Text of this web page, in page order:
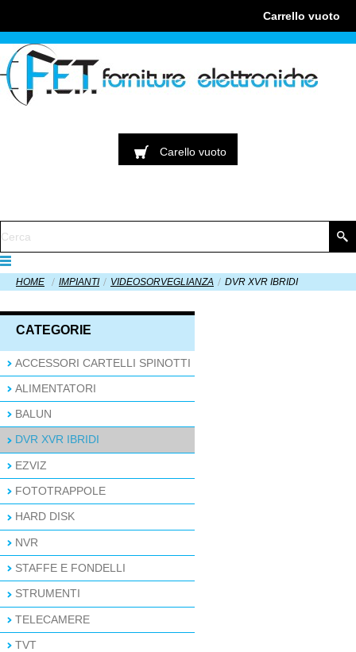
Carrello vuoto
Carello vuoto
HOME IMPIANTI VIDEOSORVEGLIANZA DVR XVR IBRIDI
CATEGORIE
ACCESSORI CARTELLI SPINOTTI
ALIMENTATORI
BALUN
DVR XVR IBRIDI
EZVIZ
FOTOTRAPPOLE
HARD DISK
NVR
STAFFE E FONDELLI
STRUMENTI
TELECAMERE
TVT